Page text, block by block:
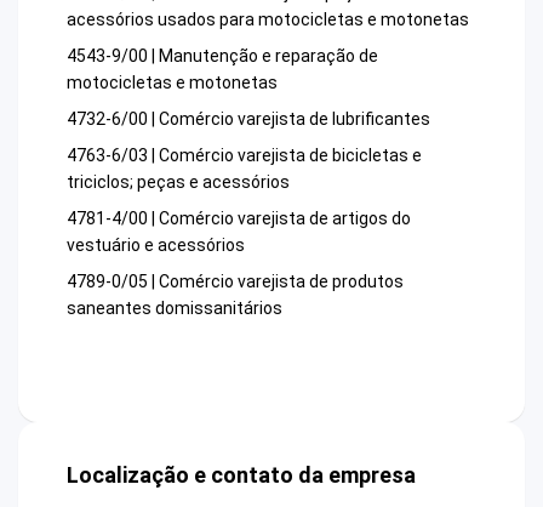
acessórios usados para motocicletas e motonetas
4543-9/00 | Manutenção e reparação de
motocicletas e motonetas
4732-6/00 | Comércio varejista de lubrificantes
4763-6/03 | Comércio varejista de bicicletas e
triciclos; peças e acessórios
4781-4/00 | Comércio varejista de artigos do
vestuário e acessórios
4789-0/05 | Comércio varejista de produtos
saneantes domissanitários
Localização e contato da empresa